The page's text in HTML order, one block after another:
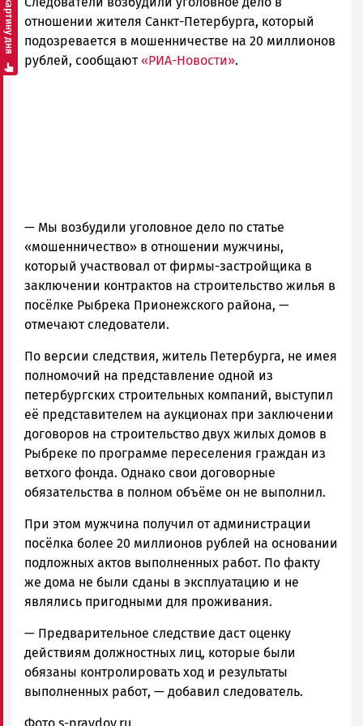
и
Карелии
|
отношении жителя Санкт-Петербурга, который
подозревается в мошенничестве на 20 миллионов
рублей, сообщают«РИА-Новости».
— Мы возбудили уголовное дело по статье
«мошенничество» в отношении мужчины,
который участвовал от фирмы-застройщика в
заключении контрактов на строительство жилья в
посёлке Рыбрека Прионежского района, —
отмечают следователи.
По версии следствия, житель Петербурга, не имея
полномочий на представление одной из
петербургских строительных компаний, выступил
её представителем на аукционах при заключении
договоров на строительство двух жилых домов в
Рыбреке по программе переселения граждан из
ветхого фонда. Однако свои договорные
обязательства в полном объёме он не выполнил.
При этом мужчина получил от администрации
посёлка более 20 миллионов рублей на основании
подложных актов выполненных работ. По факту
же дома не были сданы в эксплуатацию и не
являлись пригодными для проживания.
— Предварительное следствие даст оценку
действиям должностных лиц, которые были
обязаны контролировать ход и результаты
выполненных работ, — добавил следователь.